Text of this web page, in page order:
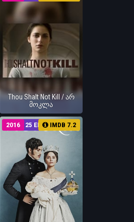
Thou Shalt Not Kill / არ
მოკლა
25 EP
2016 IMDB 7.2